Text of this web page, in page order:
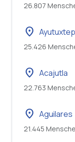
26.807
location_on
25.426
location_on Acajutla
22.763
location_on Aguilares
21.445